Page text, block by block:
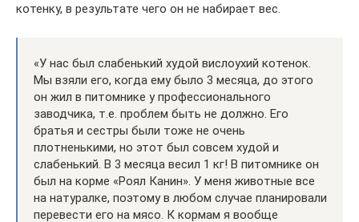
котенку, в результате чего он не набирает вес.
«У нас был слабенький худой вислоухий котенок.
Мы взяли его, когда ему было 3 месяца, до этого
он жил в питомнике у профессионального
заводчика, т.е. проблем быть не должно. Его
братья и сестры были тоже не очень
плотненькими, но этот был совсем худой и
слабенький. В 3 месяца весил 1 кг! В питомнике он
был на корме «Роял Канин». У меня животные все
на натуралке, поэтому в любом случае планировали
перевести его на мясо. К кормам я вообще